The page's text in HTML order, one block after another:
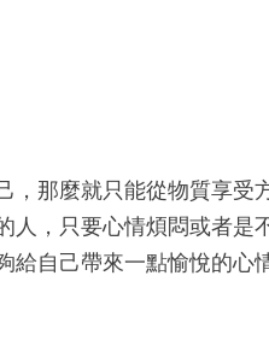
，那麼就只能從物質享受
人，只要心情煩悶或者是
自己帶來一點愉悅的心情